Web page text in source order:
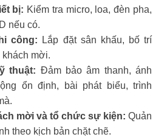
bị: Kiểm tra micro, loa, đèn pha,
nếu có.
công:
Lắp đặt sân khấu, bố trí
mời.
thuật: Đảm bảo âm thanh, ánh
ổn định, bài phát biểu, trình
mời và tổ chức sự kiện: Quản
theo kịch bản chặt chẽ.